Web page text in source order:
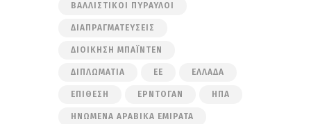
ΒΑΛΛΙΣΤΙΚΟΊ ΠΎΡΑΥΛΟΙ
ΔΙΑΠΡΑΓΜΑΤΕΎΣΕΙΣ
ΔΙΟΊΚΗΣΗ ΜΠΆΙΝΤΕΝ
ΔΙΠΛΩΜΑΤΊΑ ΕΕ ΕΛΛΆΔΑ
ΕΠΊΘΕΣΗ ΕΡΝΤΟΓΆΝ ΗΠΑ
ΗΝΩΜΈΝΑ ΑΡΑΒΙΚΆ ΕΜΙΡΆΤΑ